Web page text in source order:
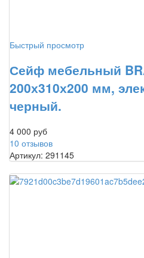
Быстрый просмотр
Сейф мебельный
200х310х200 мм,
черный.
4 000 руб
10 отзывов
Артикул: 291145